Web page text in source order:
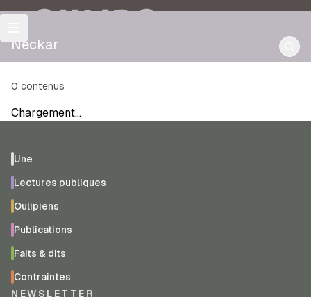
OULIPO
Neckar
0 contenus
Chargement…
Une
Lectures publiques
Oulipiens
Publications
Faits & dits
Contraintes
NEWSLETTER